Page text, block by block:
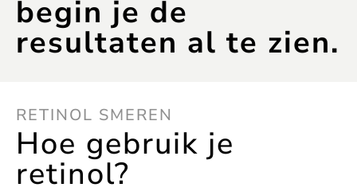
begin je de
resultaten al te zien.
RETINOL SMEREN
Hoe gebruik je
retinol?